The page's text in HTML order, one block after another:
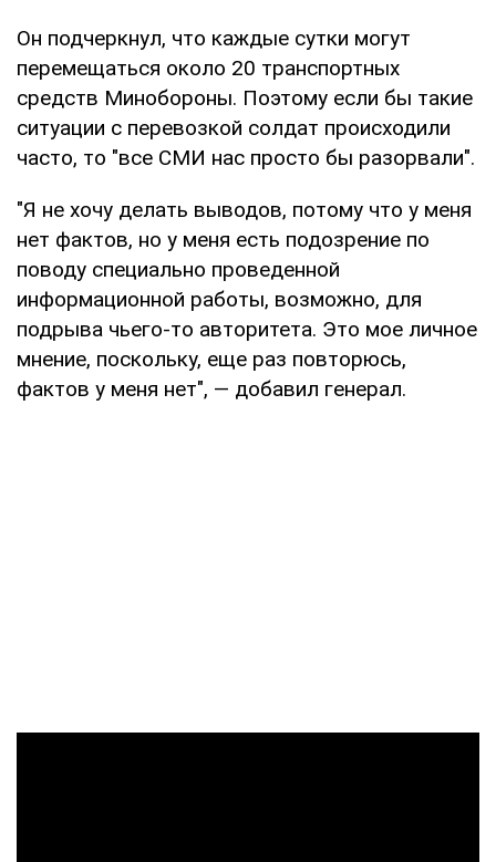
Он подчеркнул, что каждые сутки могут
перемещаться около 20 транспортных
средств Минобороны. Поэтому если бы такие
ситуации с перевозкой солдат происходили
часто, то "все СМИ нас просто бы разорвали".
"Я не хочу делать выводов, потому что у меня
нет фактов, но у меня есть подозрение по
поводу специально проведенной
информационной работы, возможно, для
подрыва чьего-то авторитета. Это мое личное
мнение, поскольку, еще раз повторюсь,
фактов у меня нет", — добавил генерал.